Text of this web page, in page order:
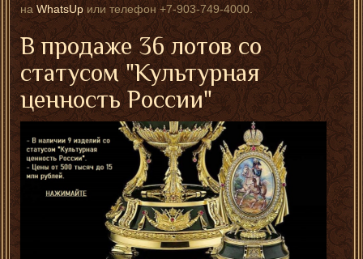
на WhatsUpили телефон +7-903-749-4000.
В продаже 36 лотов со
статусом "Культурная
ценность России"